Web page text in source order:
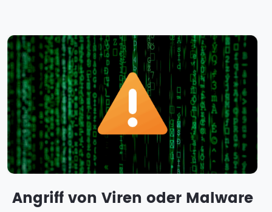
Angriff von Viren oder Malware